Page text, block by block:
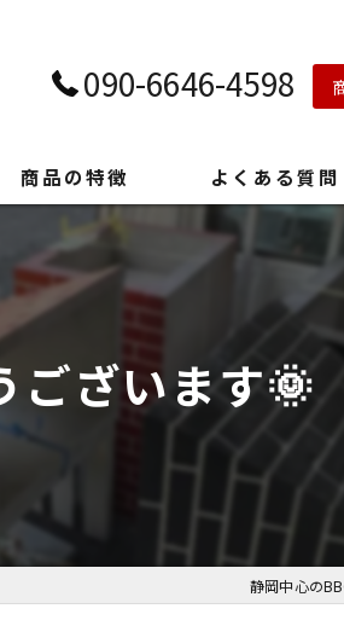
090-6646-4598
商品の特徴 よくある質問
ございます🌞
静岡中心の